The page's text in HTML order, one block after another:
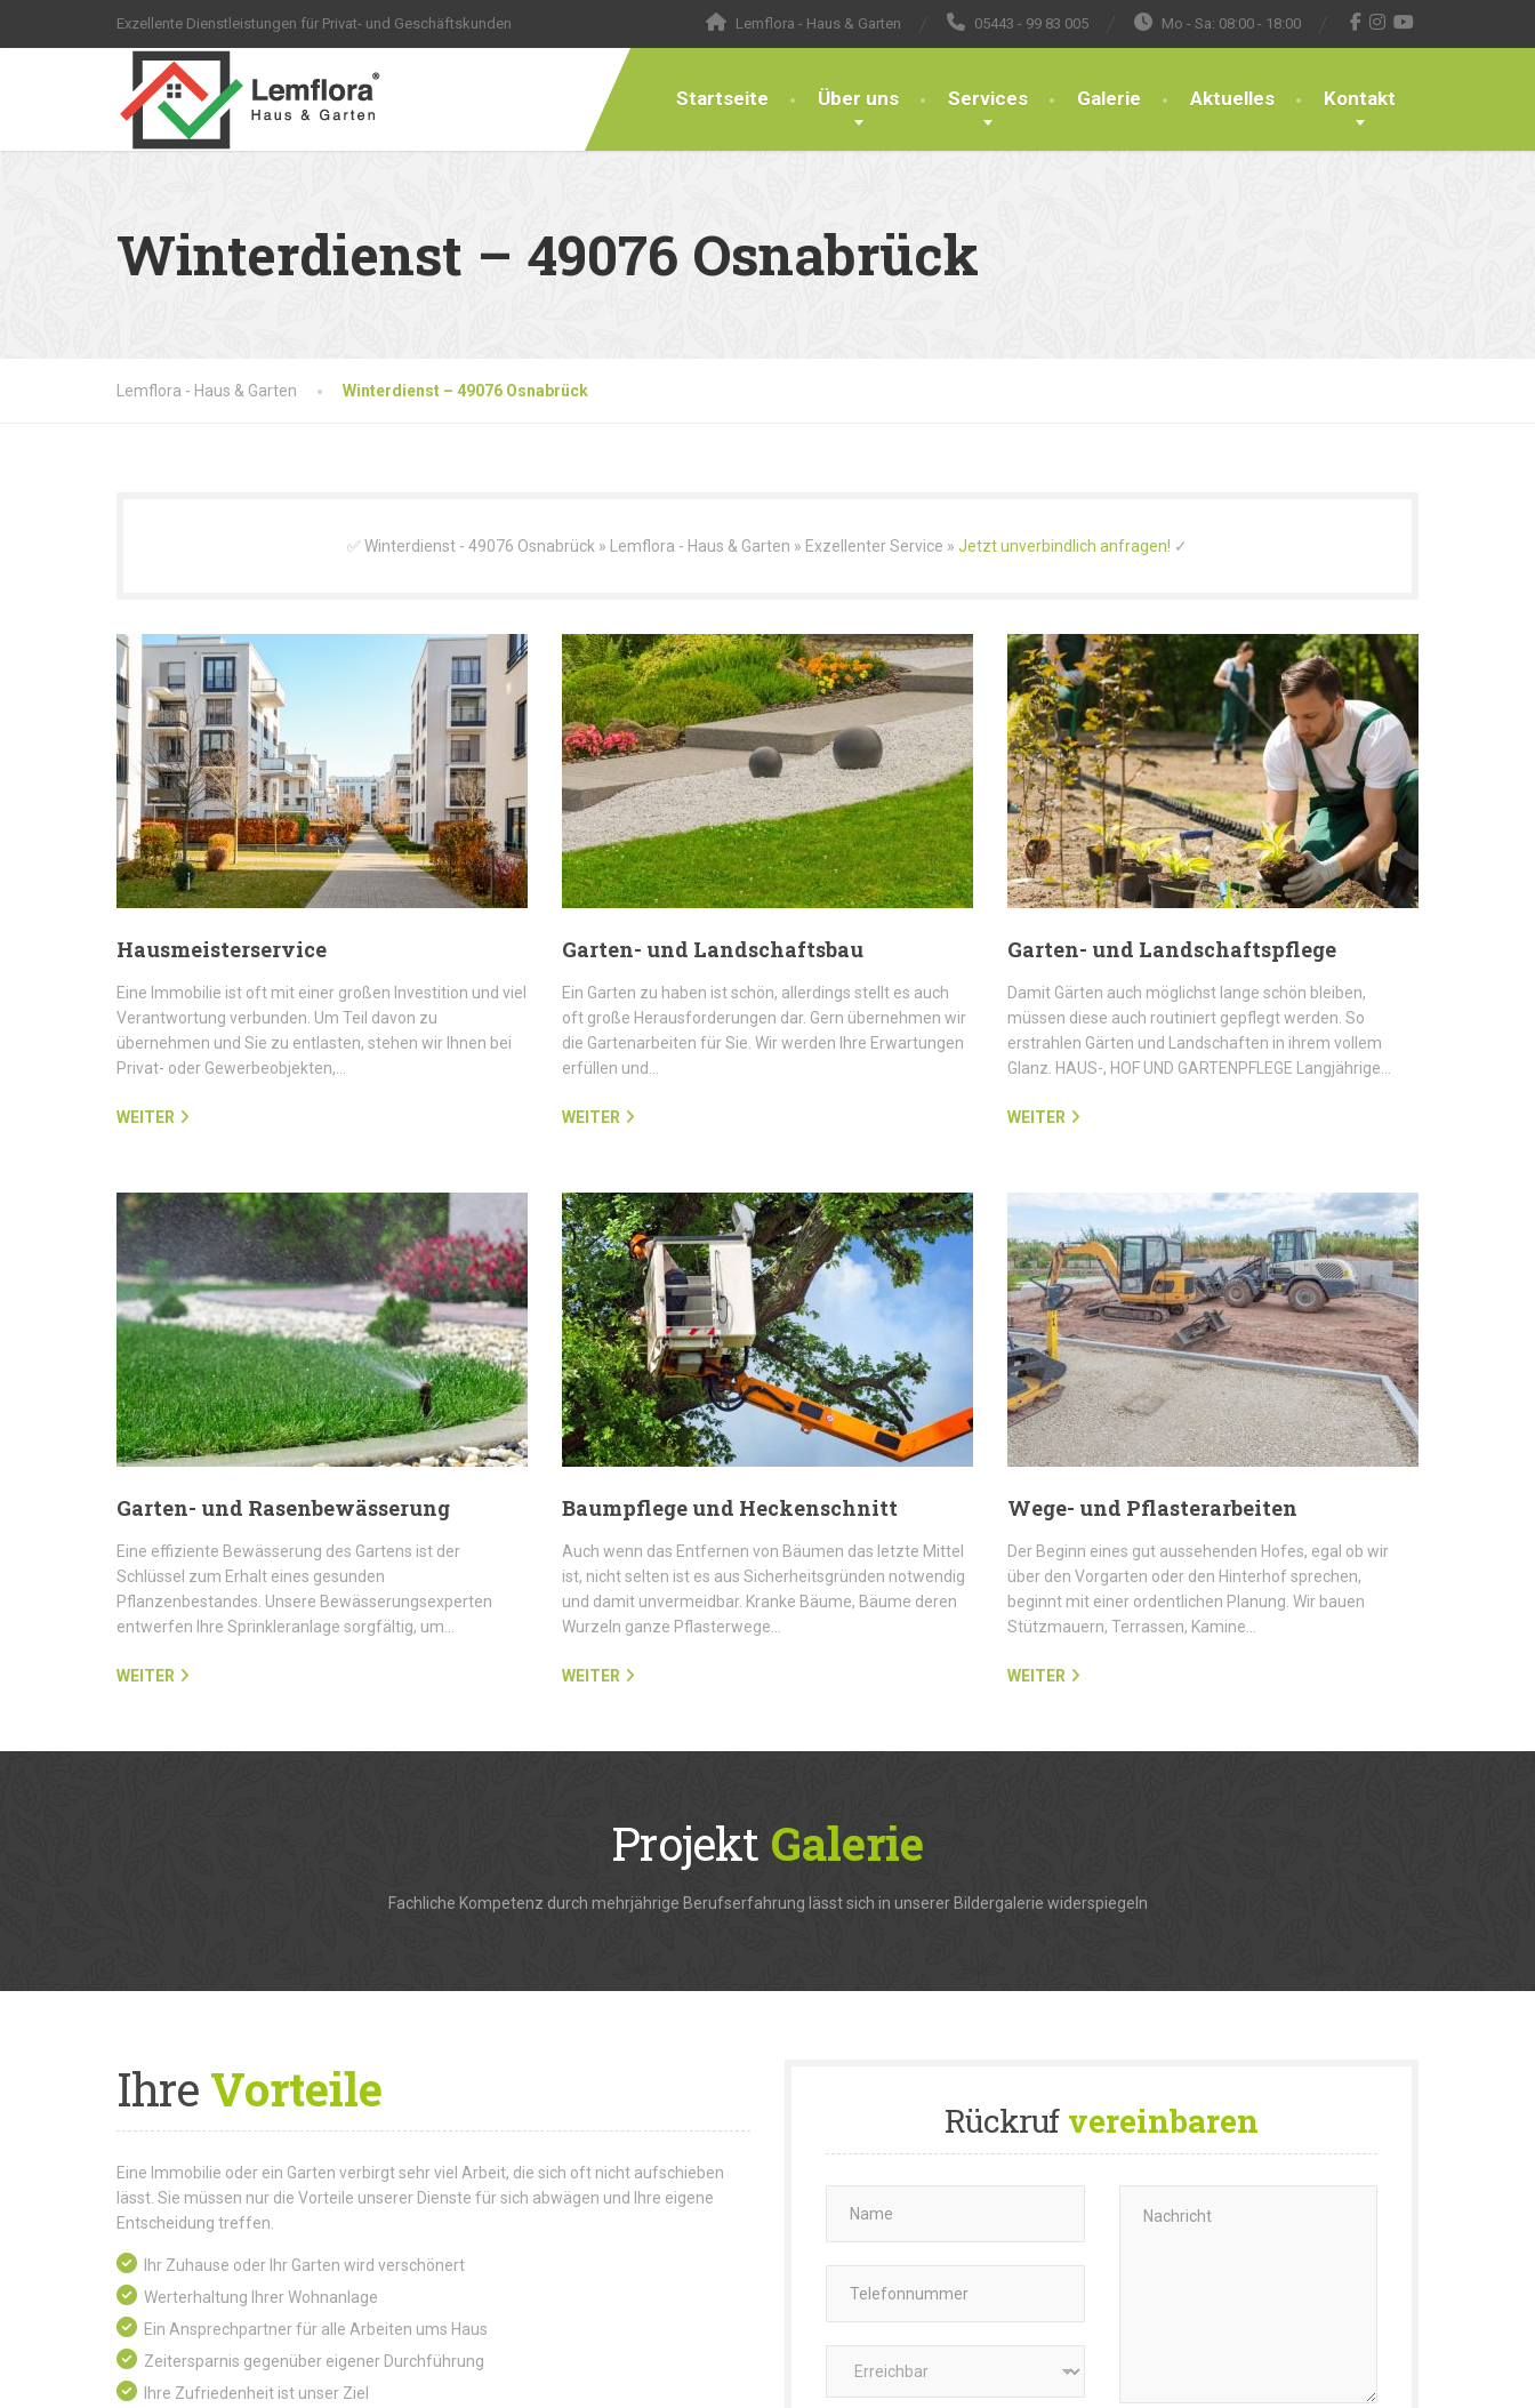
Exzellente Dienstleistungen für Privat- und Geschäftskunden Lemflora - Haus & Garten 05443 - 99 83 005 Mo - Sa: 08:00 - 18:00
Startseite Über uns Services Galerie Aktuelles Kontakt
Winterdienst – 49076 Osnabrück
Lemflora - Haus & Garten Winterdienst – 49076 Osnabrück
✅ Winterdienst - 49076 Osnabrück » Lemflora - Haus & Garten » Exzellenter Service » Jetzt unverbindlich anfragen! ✓
Hausmeisterservice
Eine Immobilie ist oft mit einer großen Investition und viel
Verantwortung verbunden. Um Teil davon zu
übernehmen und Sie zu entlasten, stehen wir Ihnen bei
Privat- oder Gewerbeobjekten,…
WEITER
Garten- und Landschaftsbau
Ein Garten zu haben ist schön, allerdings stellt es auch
oft große Herausforderungen dar. Gern übernehmen wir
die Gartenarbeiten für Sie. Wir werden Ihre Erwartungen
erfüllen und…
WEITER
Garten- und Landschaftspflege
Damit Gärten auch möglichst lange schön bleiben,
müssen diese auch routiniert gepflegt werden. So
erstrahlen Gärten und Landschaften in ihrem vollem
Glanz. HAUS-, HOF UND GARTENPFLEGE Langjährige…
WEITER
Garten- und Rasenbewässerung
Eine effiziente Bewässerung des Gartens ist der
Schlüssel zum Erhalt eines gesunden
Pflanzenbestandes. Unsere Bewässerungsexperten
entwerfen Ihre Sprinkleranlage sorgfältig, um…
WEITER
Baumpflege und Heckenschnitt
Auch wenn das Entfernen von Bäumen das letzte Mittel
ist, nicht selten ist es aus Sicherheitsgründen notwendig
und damit unvermeidbar. Kranke Bäume, Bäume deren
Wurzeln ganze Pflasterwege…
WEITER
Wege- und Pflasterarbeiten
Der Beginn eines gut aussehenden Hofes, egal ob wir
über den Vorgarten oder den Hinterhof sprechen,
beginnt mit einer ordentlichen Planung. Wir bauen
Stützmauern, Terrassen, Kamine…
WEITER
Projekt Galerie
Fachliche Kompetenz durch mehrjährige Berufserfahrung lässt sich in unserer Bildergalerie widerspiegeln
IhreVorteile
Eine Immobilie oder ein Garten verbirgt sehr viel Arbeit, die sich oft nicht aufschieben
lässt. Sie müssen nur die Vorteile unserer Dienste für sich abwägen und Ihre eigene
Entscheidung treffen.
Ihr Zuhause oder Ihr Garten wird verschönert
Werterhaltung Ihrer Wohnanlage
Ein Ansprechpartner für alle Arbeiten ums Haus
Zeitersparnis gegenüber eigener Durchführung
Ihre Zufriedenheit ist unser Ziel
Rückrufvereinbaren